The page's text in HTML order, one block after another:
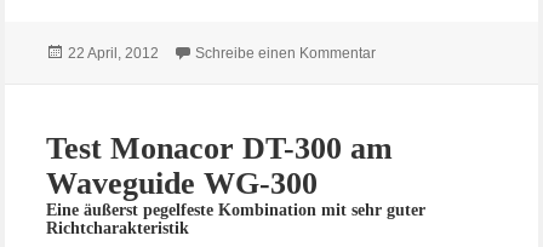
Veröffentlicht
22 April, 2012 Schreibe einen Kommentarzu Test Monacor DT-25N
Test Monacor DT-300 am
Waveguide WG-300
Eine äußerst pegelfeste Kombination mit sehr guter
Richtcharakteristik